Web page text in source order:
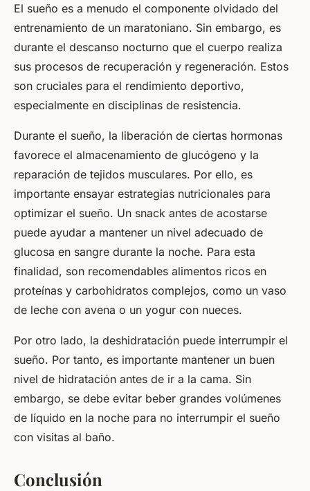
El sueño es a menudo el componente olvidado del
entrenamiento de un maratoniano. Sin embargo, es
durante el descanso nocturno que el cuerpo realiza
sus procesos de recuperación y regeneración. Estos
son cruciales para el rendimiento deportivo,
especialmente en disciplinas de resistencia.
Durante el sueño, la liberación de ciertas hormonas
favorece el almacenamiento de glucógeno y la
reparación de tejidos musculares. Por ello, es
importante ensayar estrategias nutricionales para
optimizar el sueño. Un snack antes de acostarse
puede ayudar a mantener un nivel adecuado de
glucosa en sangre durante la noche. Para esta
finalidad, son recomendables alimentos ricos en
proteínas y carbohidratos complejos, como un vaso
de leche con avena o un yogur con nueces.
Por otro lado, la deshidratación puede interrumpir el
sueño. Por tanto, es importante mantener un buen
nivel de hidratación antes de ir a la cama. Sin
embargo, se debe evitar beber grandes volúmenes
de líquido en la noche para no interrumpir el sueño
con visitas al baño.
Conclusión